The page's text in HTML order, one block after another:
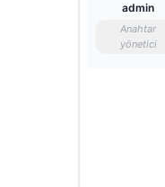
admin
Anahtar
yönetici